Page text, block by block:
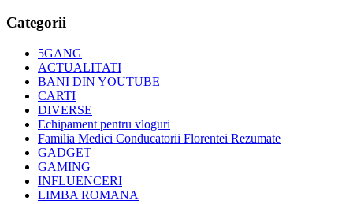
Categorii
5GANG
ACTUALITATI
BANI DIN YOUTUBE
CARTI
DIVERSE
Echipament pentru vloguri
Familia Medici Conducatorii Florentei Rezumate
GADGET
GAMING
INFLUENCERI
LIMBA ROMANA